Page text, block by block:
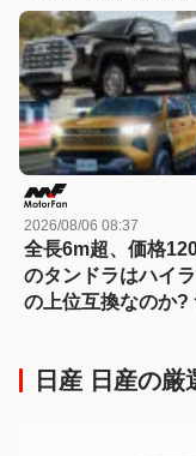
感さらにアップ
2026/08/06 08:37
全長6m超、価格
のタンドラはハイ
の上位互換なのか?
な違い 【新型ハイ
日産 日産の厳